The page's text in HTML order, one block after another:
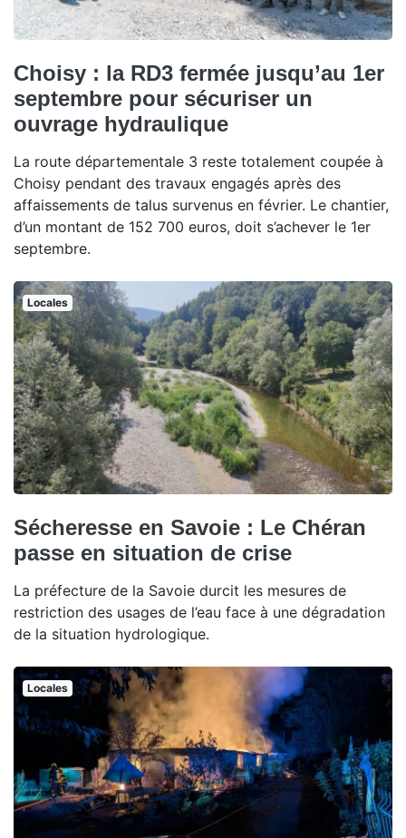
Choisy : la RD3 fermée jusqu’au 1er
septembre pour sécuriser un
ouvrage hydraulique
La route départementale 3 reste totalement coupée à
Choisy pendant des travaux engagés après des
affaissements de talus survenus en février. Le chantier,
d’un montant de 152 700 euros, doit s’achever le 1er
septembre.
Locales
Sécheresse en Savoie : Le Chéran
passe en situation de crise
La préfecture de la Savoie durcit les mesures de
restriction des usages de l’eau face à une dégradation
de la situation hydrologique.
Locales